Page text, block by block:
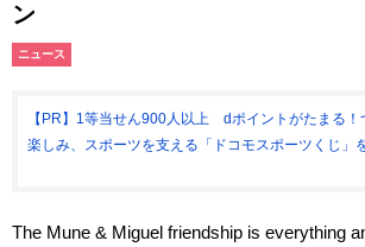
ン
ニュース
【PR】1等当せん900人以上 dポイントがたまる！
楽しみ、スポーツを支える「ドコモスポーツくじ」
The Mune & Miguel friendship is everything